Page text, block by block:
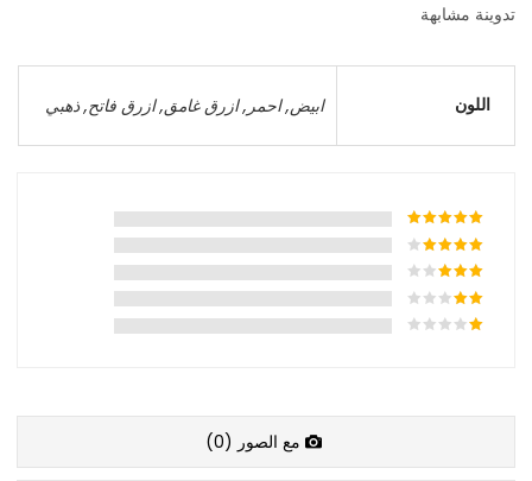
تدوينة مشابهة
اللون ابيض,احمر ,ازرق غامق,ازرق فاتح,ذهبي
مع الصور (0
)